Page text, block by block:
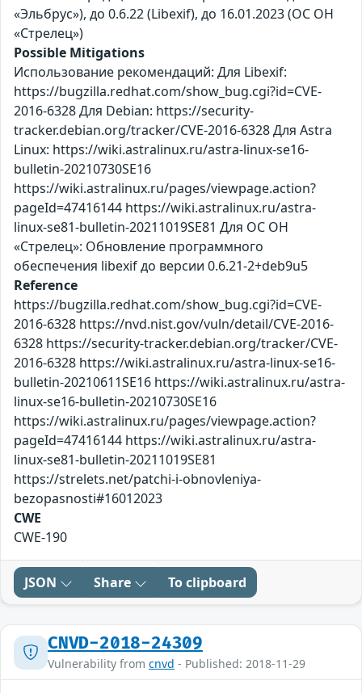
«Эльбрус»), до 0.6.22 (Libexif), до 16.01.2023 (ОС ОН
«Стрелец»)
Possible Mitigations
Использование рекомендаций: Для Libexif:
https://bugzilla.redhat.com/show_bug.cgi?id=CVE-
2016-6328 Для Debian: https://security-
tracker.debian.org/tracker/CVE-2016-6328 Для Astra
Linux: https://wiki.astralinux.ru/astra-linux-se16-
bulletin-20210730SE16
https://wiki.astralinux.ru/pages/viewpage.action?
pageId=47416144 https://wiki.astralinux.ru/astra-
linux-se81-bulletin-20211019SE81 Для ОС ОН
«Стрелец»: Обновление программного
обеспечения libexif до версии 0.6.21-2+deb9u5
Reference
https://bugzilla.redhat.com/show_bug.cgi?id=CVE-
2016-6328 https://nvd.nist.gov/vuln/detail/CVE-2016-
6328 https://security-tracker.debian.org/tracker/CVE-
2016-6328 https://wiki.astralinux.ru/astra-linux-se16-
bulletin-20210611SE16 https://wiki.astralinux.ru/astra-
linux-se16-bulletin-20210730SE16
https://wiki.astralinux.ru/pages/viewpage.action?
pageId=47416144 https://wiki.astralinux.ru/astra-
linux-se81-bulletin-20211019SE81
https://strelets.net/patchi-i-obnovleniya-
bezopasnosti#16012023
CWE
CWE-190
JSON Share To clipboard
CNVD-2018-24309
Vulnerability from cnvd - Published: 2018-11-29